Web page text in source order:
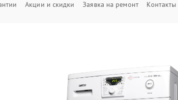
Акции и скидки Заявка на ремонт Контакты